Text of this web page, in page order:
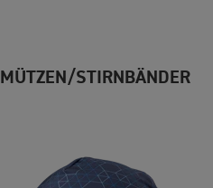
MÜTZEN/STIRNBÄNDER